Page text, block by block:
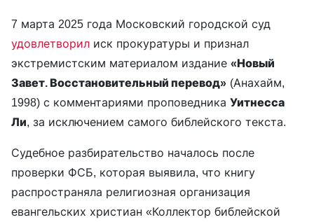
7 марта 2025 года Московский городской суд
удовлетворил иск прокуратуры и признал
экстремистским материалом издание «Новый
Завет. Восстановительный перевод» (Анахайм,
1998) с комментариями проповедника Уитнесса
Ли, за исключением самого библейского текста.
Судебное разбирательство началось после
проверки ФСБ, которая выявила, что книгу
распространяла религиозная организация
евангельских христиан «Коллектор библейской